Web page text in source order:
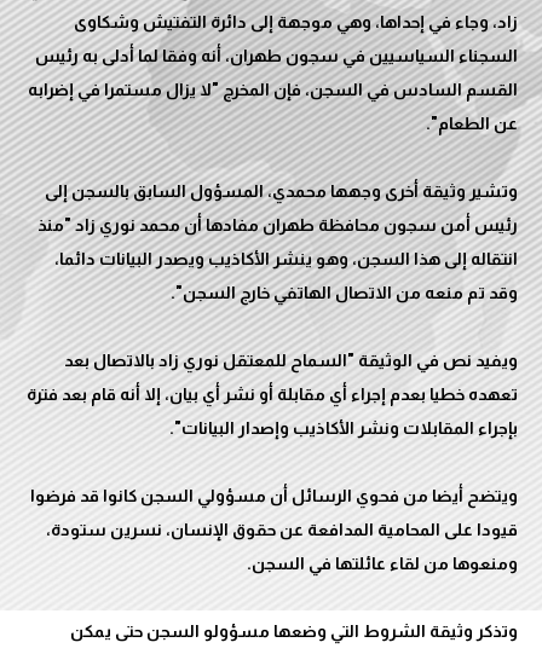
زاد، وجاء في إحداها، وهي موجهة إلى دائرة التفتيش وشكاوى
السجناء السياسيين في سجون طهران، أنه وفقا لما أدلى به رئيس
القسم السادس في السجن، فإن المخرج "لا يزال مستمرا في إضرابه
وتشير وثيقة أخرى وجهها محمدي، المسؤول السابق بالسجن إلى
رئيس أمن سجون محافظة طهران مفادها أن محمد نوري زاد "منذ
انتقاله إلى هذا السجن، وهو ينشر الأكاذيب ويصدر البيانات دائما،
ويفيد نص في الوثيقة "السماح للمعتقل نوري زاد بالاتصال بعد
تعهده خطيا بعدم إجراء أي مقابلة أو نشر أي بيان، إلا أنه قام بعد فترة
ويتضح أيضا من فحوي الرسائل أن مسؤولي السجن كانوا قد فرضوا
قيودا على المحامية المدافعة عن حقوق الإنسان، نسرين ستودة،
وتذكر وثيقة الشروط التي وضعها مسؤولو السجن حتى يمكن